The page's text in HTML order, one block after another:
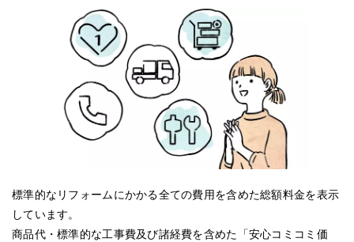
標準的なリフォームにかかる全ての費用を含めた総額料金を表示
しています。
商品代・標準的な工事費及び諸経費を含めた「安心コミコミ価